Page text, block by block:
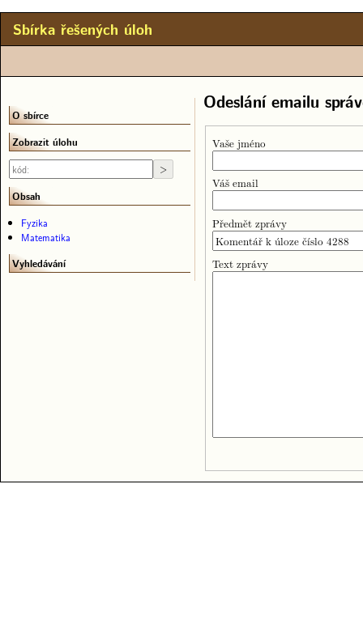
Sbírka řešených úloh
Odeslání emailu
Vaše jméno
Váš email
Předmět zprávy
Text zprávy
O sbírce
Zobrazit úlohu
Obsah
Fyzika
Matematika
Vyhledávání